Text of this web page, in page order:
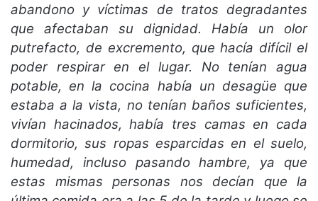
abandono y víctimas de tratos degradantes
que afectaban su dignidad. Había un olor
putrefacto, de excremento, que hacía difícil el
poder respirar en el lugar. No tenían agua
potable, en la cocina había un desagüe que
estaba a la vista, no tenían baños suficientes,
vivían hacinados, había tres camas en cada
dormitorio, sus ropas esparcidas en el suelo,
humedad, incluso pasando hambre, ya que
estas mismas personas nos decían que la